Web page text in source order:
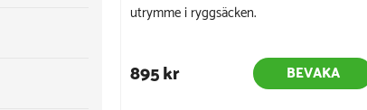
utrymme i ryggsäcken.
895 kr BEVAKA